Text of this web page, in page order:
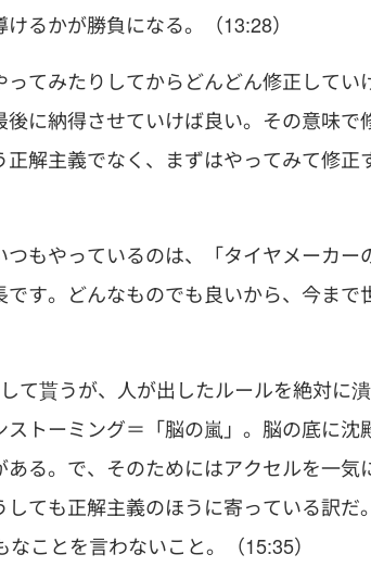
るかが勝負になる。（13:28）
てみたりしてからどんどん修正してい
に納得させていけば良い。その意味で
解主義でなく、まずはやってみて修正
もやっているのは、「タイヤメーカー
す。どんなものでも良いから、今まで
て貰うが、人が出したルールを絶対に潰
トーミング＝「脳の嵐」。脳の底に沈
る。で、そのためにはアクセルを一気
ても正解主義のほうに寄っている訳だ。
ことを言わないこと。（15:35）